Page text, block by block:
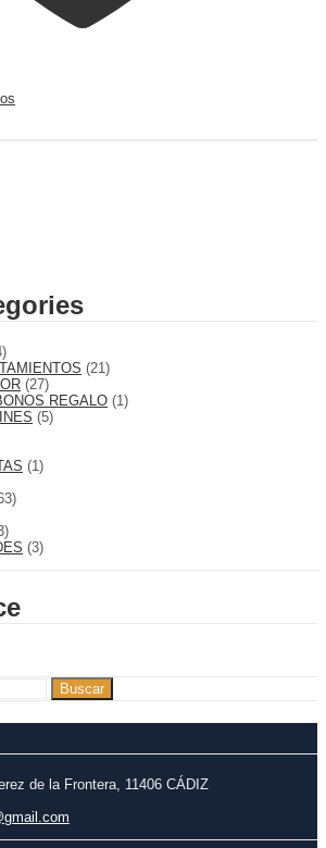
(21)
(27)
REGALO (1)
(5)
(1)
(3)
Buscar
de la Frontera, 11406 CÁDIZ